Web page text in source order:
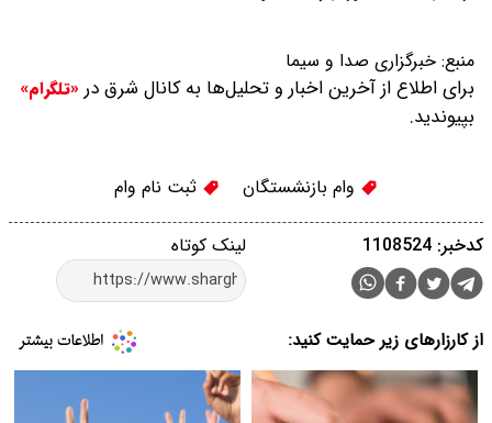
منبع: خبرگزاری صدا و سیما
برای اطلاع از آخرین اخبار و تحلیل‌ها به کانال شرق در «تلگرام»
بپیوندید.
وام بازنشستگان ثبت نام وام
لینک کوتاه کدخبر: 1108524
از کارزارهای زیر حمایت کنید: